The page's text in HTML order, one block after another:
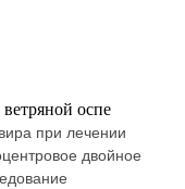
оспе
при лечении
двойное